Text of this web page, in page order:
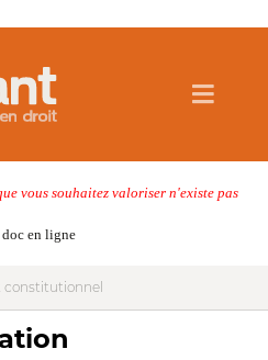
vous souhaitez valoriser n'existe pas
doc en ligne
constitutionnel